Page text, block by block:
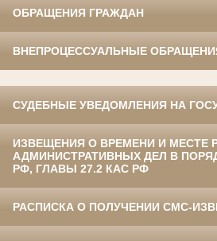
ОБРАЩЕНИЯ ГРАЖДАН
ВНЕПРОЦЕССУАЛЬНЫЕ
СУДЕБНЫЕ УВЕДОМЛЕНИЯ НА
ИЗВЕЩЕНИЯ О ВРЕМЕНИ И МЕСТЕ
АДМИНИСТРАТИВНЫХ ДЕЛ В
РФ, ГЛАВЫ 27.2 КАС РФ
РАСПИСКА О ПОЛУЧЕНИИ СМС-